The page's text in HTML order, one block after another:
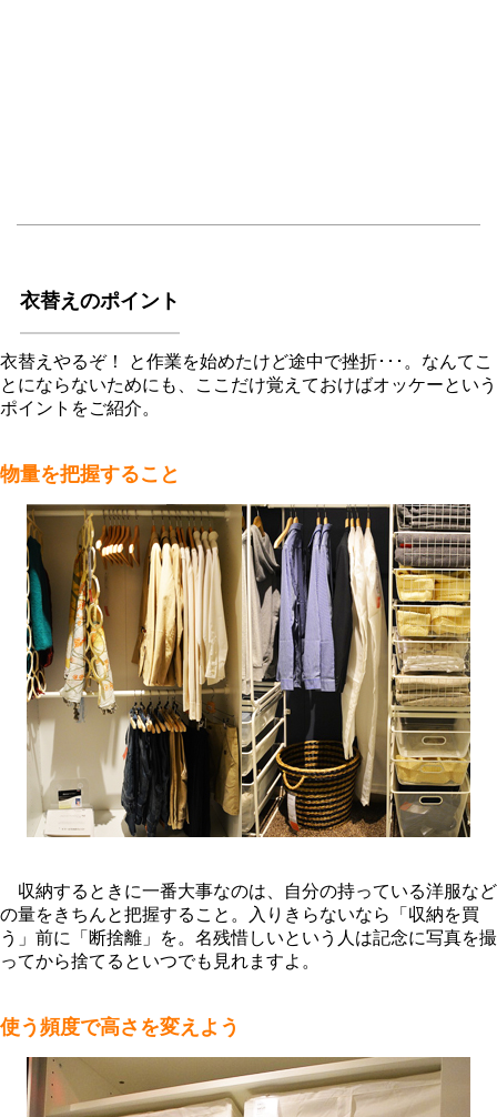
衣替えのポイント
衣替えやるぞ！ と作業を始めたけど途中で挫折･･･。なんてこ
とにならないためにも、ここだけ覚えておけばオッケーという
ポイントをご紹介。
物量を把握すること
収納するときに一番大事なのは、自分の持っている洋服など
の量をきちんと把握すること。入りきらないなら「収納を買
う」前に「断捨離」を。名残惜しいという人は記念に写真を撮
ってから捨てるといつでも見れますよ。
使う頻度で高さを変えよう